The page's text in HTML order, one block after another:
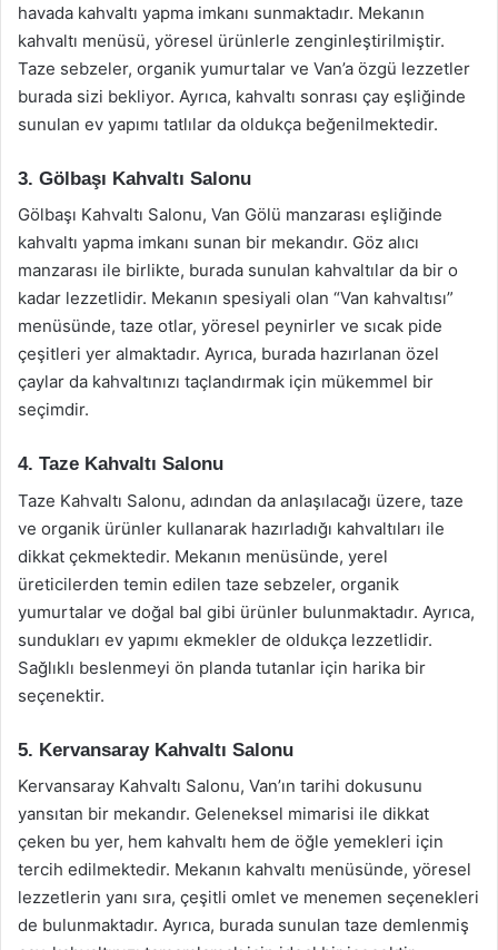
havada kahvaltı yapma imkanı sunmaktadır. Mekanın
kahvaltı menüsü, yöresel ürünlerle zenginleştirilmiştir.
Taze sebzeler, organik yumurtalar ve Van’a özgü lezzetler
burada sizi bekliyor. Ayrıca, kahvaltı sonrası çay eşliğinde
sunulan ev yapımı tatlılar da oldukça beğenilmektedir.
3. Gölbaşı Kahvaltı Salonu
Gölbaşı Kahvaltı Salonu, Van Gölü manzarası eşliğinde
kahvaltı yapma imkanı sunan bir mekandır. Göz alıcı
manzarası ile birlikte, burada sunulan kahvaltılar da bir o
kadar lezzetlidir. Mekanın spesiyali olan “Van kahvaltısı”
menüsünde, taze otlar, yöresel peynirler ve sıcak pide
çeşitleri yer almaktadır. Ayrıca, burada hazırlanan özel
çaylar da kahvaltınızı taçlandırmak için mükemmel bir
seçimdir.
4. Taze Kahvaltı Salonu
Taze Kahvaltı Salonu, adından da anlaşılacağı üzere, taze
ve organik ürünler kullanarak hazırladığı kahvaltıları ile
dikkat çekmektedir. Mekanın menüsünde, yerel
üreticilerden temin edilen taze sebzeler, organik
yumurtalar ve doğal bal gibi ürünler bulunmaktadır. Ayrıca,
sundukları ev yapımı ekmekler de oldukça lezzetlidir.
Sağlıklı beslenmeyi ön planda tutanlar için harika bir
seçenektir.
5. Kervansaray Kahvaltı Salonu
Kervansaray Kahvaltı Salonu, Van’ın tarihi dokusunu
yansıtan bir mekandır. Geleneksel mimarisi ile dikkat
çeken bu yer, hem kahvaltı hem de öğle yemekleri için
tercih edilmektedir. Mekanın kahvaltı menüsünde, yöresel
lezzetlerin yanı sıra, çeşitli omlet ve menemen seçenekleri
de bulunmaktadır. Ayrıca, burada sunulan taze demlenmiş